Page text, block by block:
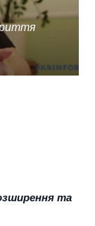
та